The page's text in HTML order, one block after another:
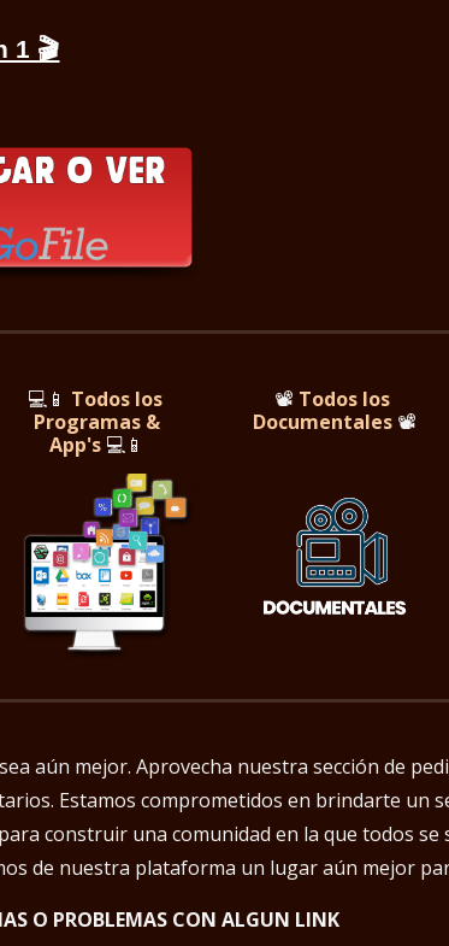
1 🎬
💻📱 Todos los
Programas &
App's 💻📱
📽️ Todos los
Documentales 📽️
aún mejor. Aprovecha nuestra sección de
Estamos comprometidos en brindarte un
construir una comunidad en la que todos se
de nuestra plataforma un lugar aún mejor
O PROBLEMAS CON ALGUN LINK